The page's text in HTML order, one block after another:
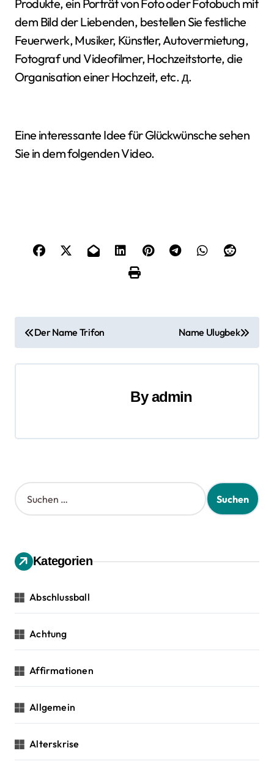
Produkte, ein Porträt von Foto oder Fotobuch mit
dem Bild der Liebenden, bestellen Sie festliche
Feuerwerk, Musiker, Künstler, Autovermietung,
Fotograf und Videofilmer, Hochzeitstorte, die
Organisation einer Hochzeit, etc. д.
Eine interessante Idee für Glückwünsche sehen
Sie in dem folgenden Video.
B
e
g
s
a
i
g
a
t
i
o
n
Der Name Trifon Name Ulugbek
Byadmin
S
u
n
n
c
Kategorien
Abschlussball
Achtung
Affirmationen
Allgemein
Alterskrise